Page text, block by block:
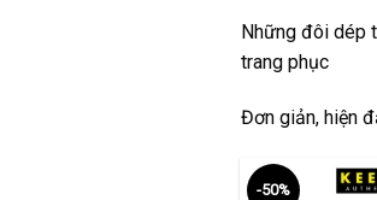
Những đôi dép
trang phục
Đơn giản, hiện
-50%